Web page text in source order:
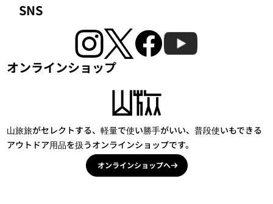
SNS
オンラインショップ
山旅旅がセレクトする、軽量で使い勝手がいい、普段使いもできる
アウトドア用品を扱うオンラインショップです。
オンラインショップへ